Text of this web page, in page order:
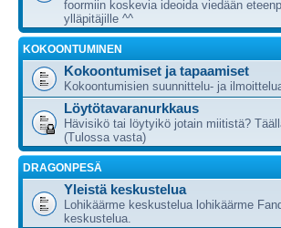
foormiin koskevia ideoida viedään
ylläpitäjille ^^
KOKOONTUMINEN
Kokoontumiset ja tapaamiset
Kokoontumisien suunnittelu- ja
Löytötavaranurkkaus
Hävisikö tai löytyikö jotain miitistä?
(Tulossa vasta)
DRAGONPESÄ
Yleistä keskustelua
Lohikäärme keskustelua lohikäärme
keskustelua.